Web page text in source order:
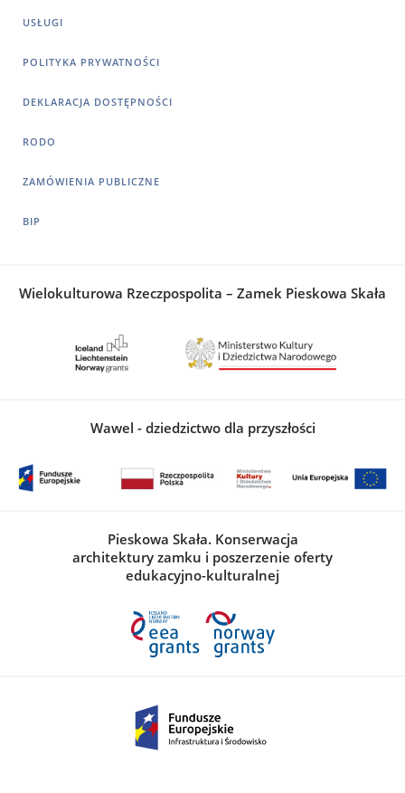
USŁUGI
POLITYKA PRYWATNOŚCI
DEKLARACJA DOSTĘPNOŚCI
RODO
ZAMÓWIENIA PUBLICZNE
BIP
Wielokulturowa Rzeczpospolita – Zamek Pieskowa Skała
Wawel - dziedzictwo dla przyszłości
Pieskowa Skała. Konserwacja
architektury zamku i poszerzenie oferty
edukacyjno-kulturalnej